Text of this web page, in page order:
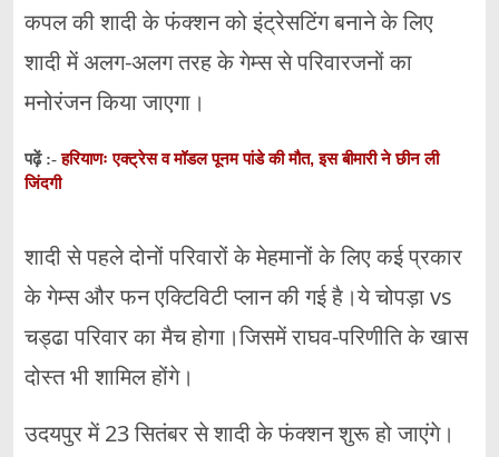
कपल की शादी के फंक्शन को इंट्रेसटिंग बनाने के लिए
शादी में अलग-अलग तरह के गेम्स से परिवारजनों का
मनोरंजन किया जाएगा।
पढ़ें :-हरियाणः एक्ट्रेस व मॉडल पूनम पांडे की मौत, इस बीमारी ने छीन ली
जिंदगी
शादी से पहले दोनों परिवारों के मेहमानों के लिए कई प्रकार
के गेम्स और फन एक्टिविटी प्लान की गई है।ये चोपड़ा vs
चड्ढा परिवार का मैच होगा।जिसमें राघव-परिणीति के खास
दोस्त भी शामिल होंगे।
उदयपुर में 23 सितंबर से शादी के फंक्शन शुरू हो जाएंगे।